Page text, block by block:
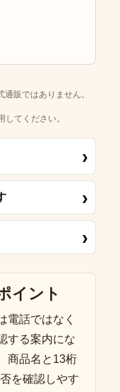
通販ではありません。
てください。
›
›
›
イント
電話ではなく
する案内にな
商品名と13桁
を確認しやす